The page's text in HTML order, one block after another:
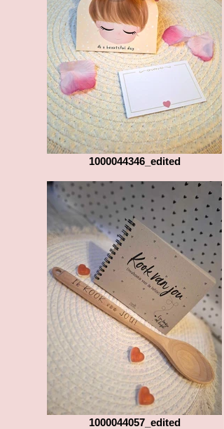
1000044346_edited
1000044057_edited